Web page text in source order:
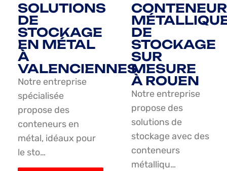
SOLUTIONS
DE
STOCKAGE
EN MÉTAL
À
VALENCIENNES
Notre entreprise
spécialisée
propose des
conteneurs en
métal, idéaux pour
le sto…
DE
STOCKAGE
SUR
MESURE
À ROUEN
Notre entreprise
propose des
solutions de
stockage avec des
conteneurs
métalliqu…